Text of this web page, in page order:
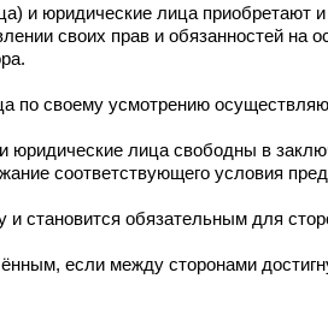
и юридические лица приобретают
своих прав и обязанностей на
по своему усмотрению
юридические лица свободны в
соответствующего условия
и становится обязательным для
если между сторонами